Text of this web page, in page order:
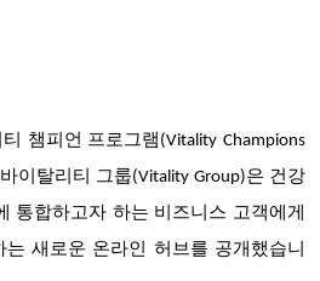
챔피언 프로그램(Vitality Champions
이탈리티 그룹(Vitality Group)은 건강
통합하고자 하는 비즈니스 고객에게
새로운 온라인 허브를 공개했습니